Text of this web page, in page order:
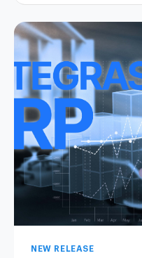
NEW RELEASE